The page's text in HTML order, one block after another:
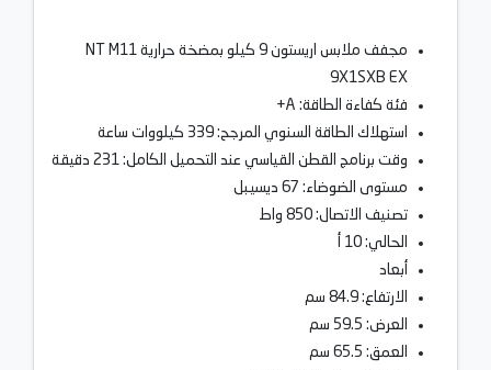
مجفف ملابس اريستون 9 كيلو بمضخة حرارية NT M11
9X1SXB EX
فئة كفاءة الطاقة: A+
استهلاك الطاقة السنوي المرجح: 339 كيلووات ساعة
وقت برنامج القطن القياسي عند التحميل الكامل: 231 دقيقة
مستوى الضوضاء: 67 ديسيبل
تصنيف الاتصال: 850 واط
الحالي: 10 أ
أبعاد
الارتفاع: 84.9 سم
العرض: 59.5 سم
العمق: 65.5 سم